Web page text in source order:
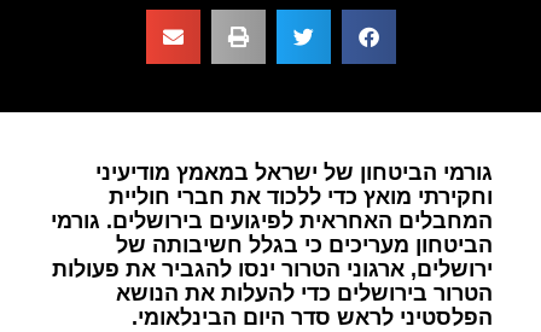
גורמי הביטחון של ישראל במאמץ מודיעיני
וחקירתי מואץ כדי ללכוד את חברי חוליית
המחבלים האחראית לפיגועים בירושלים. גורמי
הביטחון מעריכים כי בגלל חשיבותה של
ירושלים, ארגוני הטרור ינסו להגביר את פעולות
הטרור בירושלים כדי להעלות את הנושא
הפלסטיני לראש סדר היום הבינלאומי.